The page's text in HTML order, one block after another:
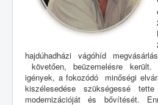
hajdúhadházi vágóhíd
követően, beüzemelésre
igények, a fokozódó minőségi
kiszélesedése szükségessé
modernizációját és bővítését.